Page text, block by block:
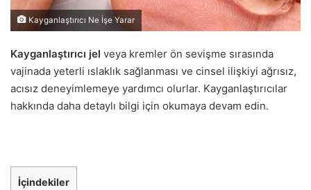
Kayganlaştırıcı Ne İşe Yarar
Kayganlaştırıcı jel veya kremler ön sevişme sırasında
vajinada yeterli ıslaklık sağlanması ve cinsel ilişkiyi ağrısız,
acısız deneyimlemeye yardımcı olurlar. Kayganlaştırıcılar
hakkında daha detaylı bilgi için okumaya devam edin.
İçindekiler